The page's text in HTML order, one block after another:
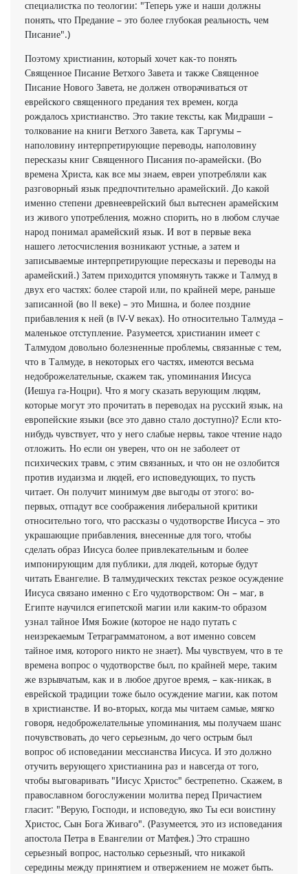
специалистка по теологии: "Теперь уже и наши должны
понять, что Предание – это более глубокая реальность, чем
Писание".)
Поэтому христианин, который хочет как-то понять
Священное Писание Ветхого Завета и также Священное
Писание Нового Завета, не должен отворачиваться от
еврейского священного предания тех времен, когда
рождалось христианство. Это такие тексты, как Мидраши –
толкование на книги Ветхого Завета, как Таргумы –
наполовину интерпретирующие переводы, наполовину
пересказы книг Священного Писания по-арамейски. (Во
времена Христа, как все мы знаем, евреи употребляли как
разговорный язык предпочтительно арамейский. До какой
именно степени древнееврейский был вытеснен арамейским
из живого употребления, можно спорить, но в любом случае
народ понимал арамейский язык. И вот в первые века
нашего летосчисления возникают устные, а затем и
записываемые интерпретирующие пересказы и переводы на
арамейский.) Затем приходится упомянуть также и Талмуд в
двух его частях: более старой или, по крайней мере, раньше
записанной (во II веке) – это Мишна, и более поздние
прибавления к ней (в IV-V веках). Но относительно Талмуда –
маленькое отступление. Разумеется, христианин имеет с
Талмудом довольно болезненные проблемы, связанные с тем,
что в Талмуде, в некоторых его частях, имеются весьма
недоброжелательные, скажем так, упоминания Иисуса
(Иешуа га-Ноцри). Что я могу сказать верующим людям,
которые могут это прочитать в переводах на русский язык, на
европейские языки (все это давно стало доступно)? Если кто-
нибудь чувствует, что у него слабые нервы, такое чтение надо
отложить. Но если он уверен, что он не заболеет от
психических травм, с этим связанных, и что он не озлобится
против иудаизма и людей, его исповедующих, то пусть
читает. Он получит минимум две выгоды от этого: во-
первых, отпадут все соображения либеральной критики
относительно того, что рассказы о чудотворстве Иисуса – это
украшающие прибавления, внесенные для того, чтобы
сделать образ Иисуса более привлекательным и более
импонирующим для публики, для людей, которые будут
читать Евангелие. В талмудических текстах резкое осуждение
Иисуса связано именно с Его чудотворством: Он – маг, в
Египте научился египетской магии или каким-то образом
узнал тайное Имя Божие (которое не надо путать с
неизрекаемым Тетраграмматоном, а вот именно совсем
тайное имя, которого никто не знает). Мы чувствуем, что в те
времена вопрос о чудотворстве был, по крайней мере, таким
же взрывчатым, как и в любое другое время, – как-никак, в
еврейской традиции тоже было осуждение магии, как потом
в христианстве. И во-вторых, когда мы читаем самые, мягко
говоря, недоброжелательные упоминания, мы получаем шанс
почувствовать, до чего серьезным, до чего острым был
вопрос об исповедании мессианства Иисуса. И это должно
отучить верующего христианина раз и навсегда от того,
чтобы выговаривать "Иисус Христос" бестрепетно. Скажем, в
православном богослужении молитва перед Причастием
гласит: "Верую, Господи, и исповедую, яко Ты еси воистину
Христос, Сын Бога Живаго". (Разумеется, это из исповедания
апостола Петра в Евангелии от Матфея.) Это страшно
серьезный вопрос, настолько серьезный, что никакой
середины между принятием и отвержением не может быть.